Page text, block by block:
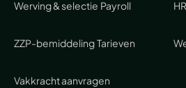
Werving & selectie Payroll
ZZP-bemiddelingTarieven
Vakkracht aanvragen